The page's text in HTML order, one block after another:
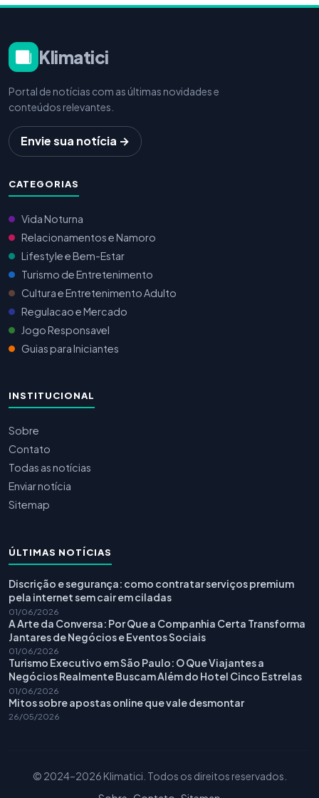
Klimatici
Portal de notícias com as últimas novidades e
conteúdos relevantes.
Envie sua notícia →
CATEGORIAS
Vida Noturna
Relacionamentos e Namoro
Lifestyle e Bem-Estar
Turismo de Entretenimento
Cultura e Entretenimento Adulto
Regulacao e Mercado
Jogo Responsavel
Guias para Iniciantes
INSTITUCIONAL
Sobre
Contato
Todas as notícias
Enviar notícia
Sitemap
ÚLTIMAS NOTÍCIAS
Discrição e segurança: como contratar serviços premium
pela internet sem cair em ciladas
01/06/2026
A Arte da Conversa: Por Que a Companhia Certa Transforma
Jantares de Negócios e Eventos Sociais
01/06/2026
Turismo Executivo em São Paulo: O Que Viajantes a
Negócios Realmente Buscam Além do Hotel Cinco Estrelas
01/06/2026
Mitos sobre apostas online que vale desmontar
26/05/2026
© 2024–2026 Klimatici. Todos os direitos reservados.